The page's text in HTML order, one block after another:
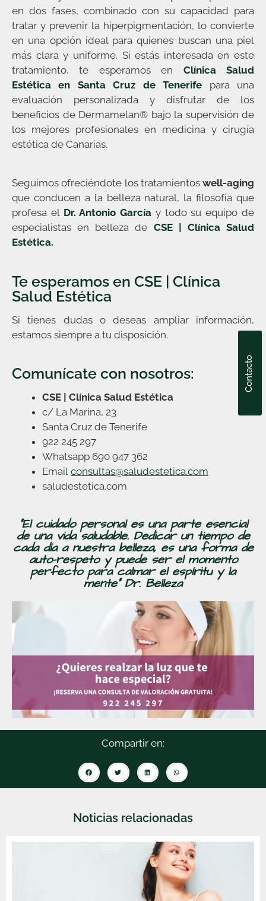
Contacto
en dos fases, combinado con su capacidad para
tratar y prevenir la hiperpigmentación, lo convierte
en una opción ideal para quienes buscan una piel
más clara y uniforme. Si estás interesada en este
tratamiento, te esperamos en Clínica Salud
Estética en Santa Cruz de Tenerife para una
evaluación personalizada y disfrutar de los
beneficios de Dermamelan® bajo la supervisión de
los mejores profesionales en medicina y cirugía
estética de Canarias.
Seguimos ofreciéndote los tratamientos well-aging
que conducen a la belleza natural, la filosofía que
profesa el Dr. Antonio García y todo su equipo de
especialistas en belleza de CSE | Clínica Salud
Estética.
Te esperamos en CSE | Clínica
Salud Estética
Si tienes dudas o deseas ampliar información,
estamos siempre a tu disposición.
Comunícate con nosotros:
CSE | Clínica Salud Estética
c/ La Marina, 23
Santa Cruz de Tenerife
922 245 297
Whatsapp 690 947 362
Email consultas@saludestetica.com
saludestetica.com
“El cuidado personal es una parte esencial
de una vida saludable. Dedicar un tiempo de
cada día a nuestra belleza, es una forma de
auto-respeto y puede ser el momento
perfecto para calmar el espíritu y la
mente” Dr. Belleza
Compartir en:
Noticias relacionadas